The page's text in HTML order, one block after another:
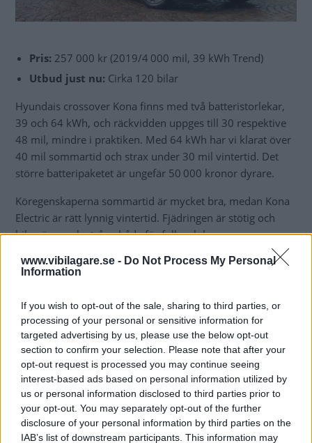
www.vibilagare.se - Do Not Process My Personal
Information
If you wish to opt-out of the sale, sharing to third parties, or
processing of your personal or sensitive information for
targeted advertising by us, please use the below opt-out
section to confirm your selection. Please note that after your
opt-out request is processed you may continue seeing
interest-based ads based on personal information utilized by
us or personal information disclosed to third parties prior to
your opt-out. You may separately opt-out of the further
disclosure of your personal information by third parties on the
IAB’s list of downstream participants. This information may
Pris: 257 000 kr (2019/4 000 mil, 39 kWh Trend)
Utbud just nu: Cirka 120 bilar
Hyundais crossover Kona finns med två batteristorlekar,
39 och 64 kWh, och räckvidden uppges till 30 respektive
48 mil, mindre i praktiken. Med 64 kWh har vi klarat över
40 mil sommartid och strax under 30 mil vintertid. Det
större batteripaketet är ungefär 50 000 kronor dyrare.
Köregenskaperna sommartid är mycket bra, medan Kona
Electric är rätt lynnig vintertid. Fjädringen är stötig och
bilen är ganska trång både för folk och bagage.
Ett av de allvarligare felen gäller batteriet som kan börja
brinna. Hyundai har återkallat bilar för batterikontroll. På
laddluckan i fronten frös igen. En list ska förhindra
igenfrusna laddluckor men det verkar inte alltid fungera.
Startproblem och problem med att 12-voltsbatteriet
laddar ur har också drabbat en del Kona.
Plus:Körglädje, driftskostnad, bra AC-anläggning.
Minus:Fjädring, utrymmen, bullrig.